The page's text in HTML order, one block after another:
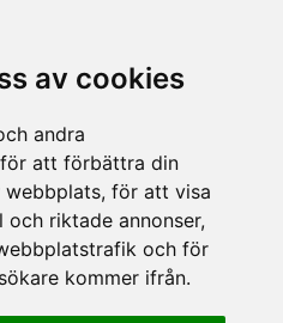
av cookies
andra
att förbättra din
för att visa
riktade annonser,
och för
kommer ifrån.